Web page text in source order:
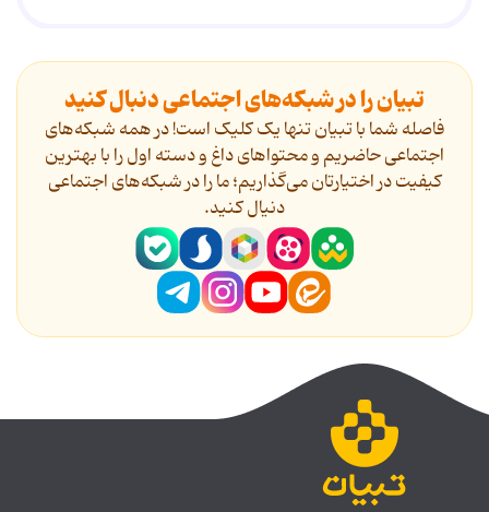
تبیان را در شبکه‌های اجتماعی دنبال کنید
فاصله شما با تبیان تنها یک کلیک است! در همه شبکه‌های
اجتماعی حاضریم و محتواهای داغ و دسته اول را با بهترین
کیفیت در اختیارتان می‌گذاریم؛ ما را در شبکه‌های اجتماعی
دنیال کنید.